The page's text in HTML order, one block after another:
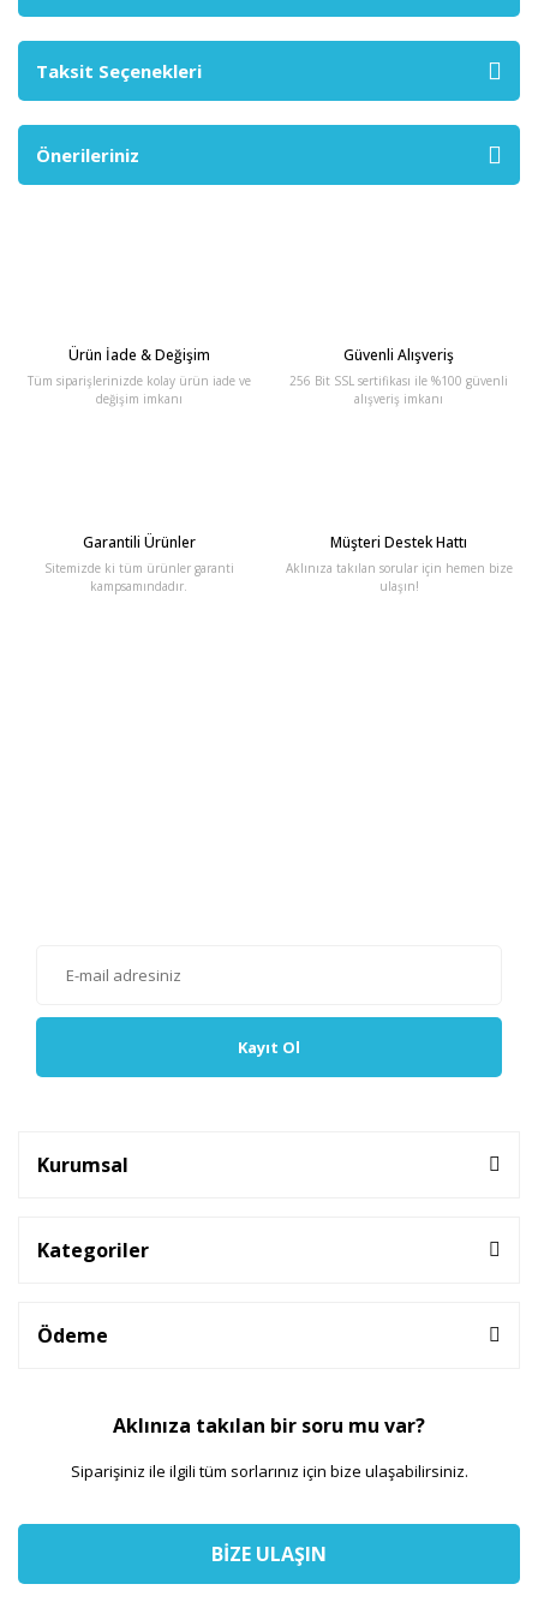
Taksit Seçenekleri
Önerileriniz
Ürün İade & Değişim
Tüm siparişlerinizde kolay ürün iade ve
değişim imkanı
Güvenli Alışveriş
256 Bit SSL sertifikası ile %100 güvenli
alışveriş imkanı
Garantili Ürünler
Sitemizde ki tüm ürünler garanti
kampsamındadır.
Müşteri Destek Hattı
Aklınıza takılan sorular için hemen bize
ulaşın!
Kayıt Ol
Kurumsal
Kategoriler
Ödeme
Aklınıza takılan bir soru mu var?
Siparişiniz ile ilgili tüm sorlarınız için bize ulaşabilirsiniz.
BİZE ULAŞIN